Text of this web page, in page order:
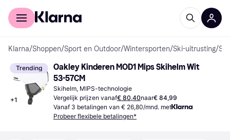
Voor shoppers
Klarna/Shoppen/Sport en Outdoor/Wintersporten/Ski-uitrusting/
Trending
+1
Oakley Kinderen MOD1 Mips Skihelm Wit
53-57CM
Skihelm, MIPS-technologie
Vergelijk prijzen vanaf€ 80,40naar€ 84,99
Vanaf 3 betalingen van € 26,80/mnd. met
Probeer flexibele betalingen*